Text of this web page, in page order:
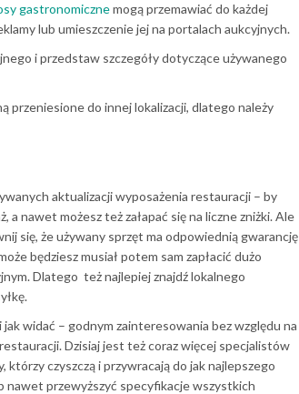
gastronomicznemogą przemawiać do każdej
lub umieszczenie jej na portalach aukcyjnych.
i przedstaw szczegóły dotyczące używanego
przeniesione do innej lokalizacji, dlatego należy
aktualizacji wyposażenia restauracji – by
nawet możesz też załapać się na liczne zniżki. Ale
się, że używany sprzęt ma odpowiednią gwarancję
będziesz musiał potem sam zapłacić dużo
Dlatego też najlepiej znajdź lokalnego
widać – godnym zainteresowania bez względu na
Dzisiaj jest też coraz więcej specjalistów
czyszczą i przywracają do jak najlepszego
nawet przewyższyć specyfikacje wszystkich